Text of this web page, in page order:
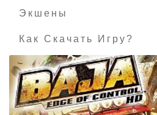
Экшены
Как Скачать Игру?